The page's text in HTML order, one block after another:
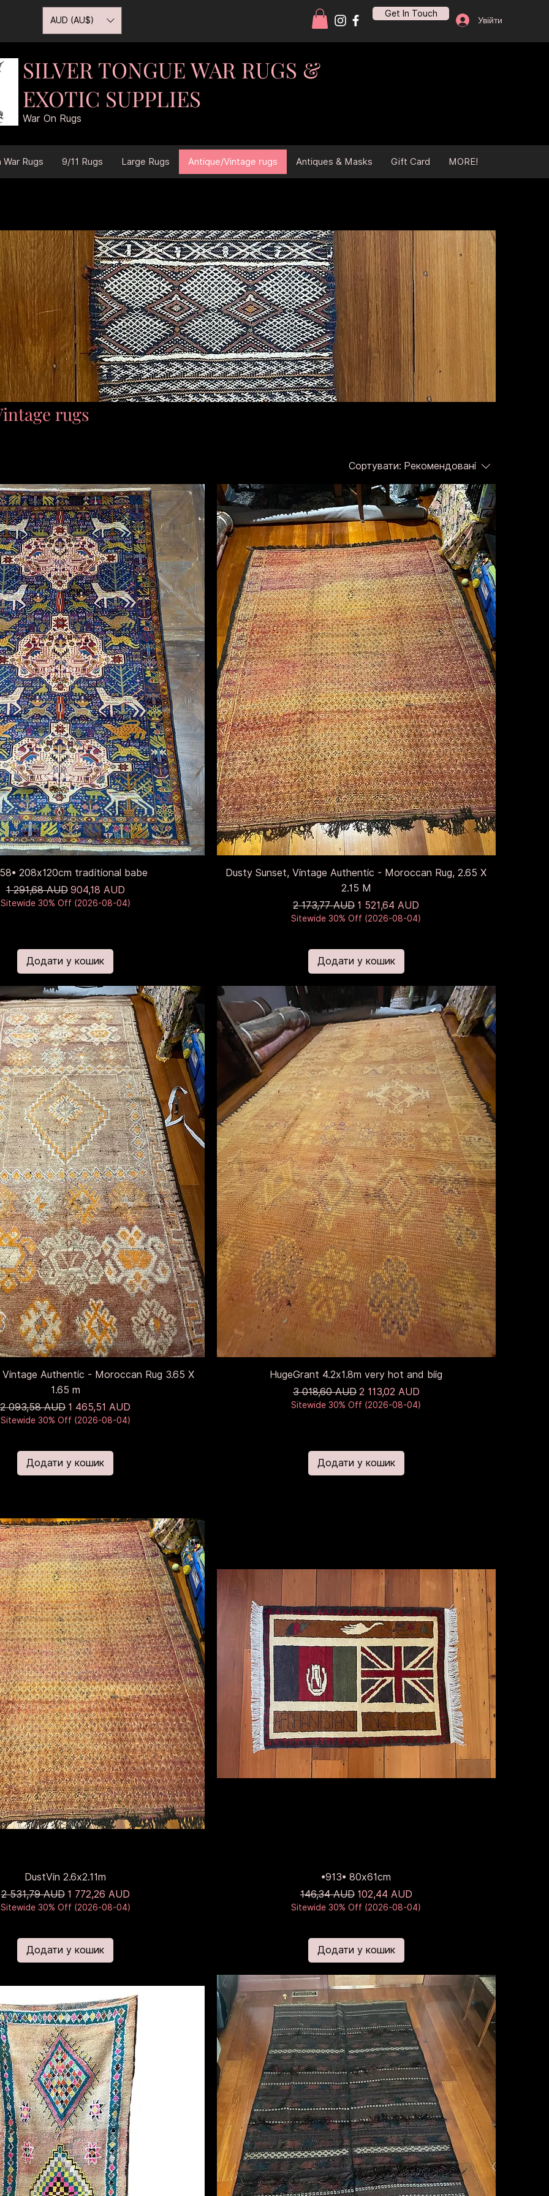
Get In Touch
Увійти
AUD (AU$)
SILVER TONGUE WAR RUGS &
EXOTIC SUPPLIES
War On Rugs
War Rugs 9/11 Rugs Large Rugs Antique/Vintage rugs Antiques & Masks Gift Card MORE!
rugs
Сортувати: Рекомендовані
208x120cm traditional babe
Звичайна ціна
1 291,68 AUD За розпродажем
904,18 AUD
Sitewide 30% Off (2026-08-04)
Додати у кошик
Dusty Sunset, Vintage Authentic - Moroccan Rug, 2.65 X
2.15 M
Звичайна ціна
2 173,77 AUD За розпродажем
1 521,64 AUD
Sitewide 30% Off (2026-08-04)
Додати у кошик
Authentic - Moroccan Rug 3.65 X
1.65 m
Звичайна ціна
2 093,58 AUD За розпродажем
1 465,51 AUD
Sitewide 30% Off (2026-08-04)
Додати у кошик
HugeGrant 4.2x1.8m very hot and biig
Звичайна ціна
3 018,60 AUD За розпродажем
2 113,02 AUD
Sitewide 30% Off (2026-08-04)
Додати у кошик
DustVin 2.6x2.11m
Звичайна ціна
2 531,79 AUD За розпродажем
1 772,26 AUD
Sitewide 30% Off (2026-08-04)
Додати у кошик
•913• 80x61cm
Звичайна ціна
146,34 AUD За розпродажем
102,44 AUD
Sitewide 30% Off (2026-08-04)
Додати у кошик